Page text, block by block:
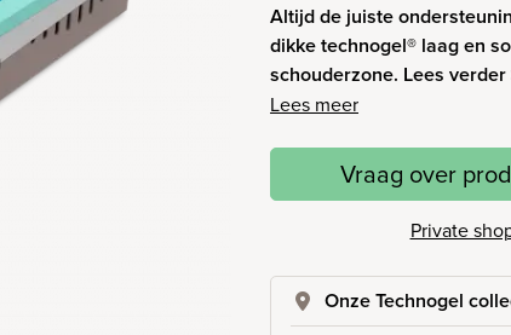
Altijd de juiste
dikke technogel® laag en
schouderzone. Lees verder
Lees meer
Vraag over
Private
Onze Technogel